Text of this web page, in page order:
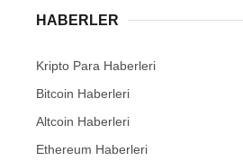
HABERLER
Kripto Para Haberleri
Bitcoin Haberleri
Altcoin Haberleri
Ethereum Haberleri